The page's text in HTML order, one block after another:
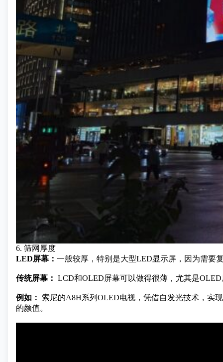
6. 筛网厚度
LED屏幕： 一般较厚，特别是大型LED显示屏，因为需要
传统屏幕： LCD和OLED屏幕可以做得很薄，尤其是
例如： 索尼的A8H系列OLED电视，凭借自发光技术，实
的颜值。